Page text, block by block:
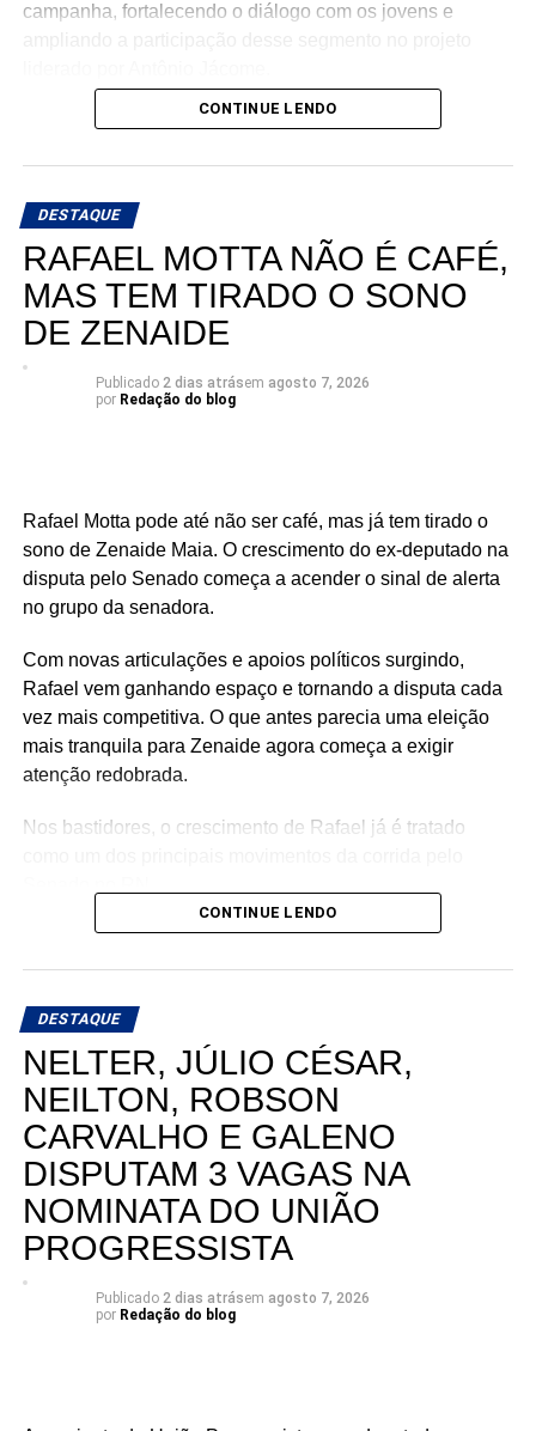
causa, sendo esta uma iniciativa desenvolvida por esse
campanha, fortalecendo o diálogo com os jovens e
Ao declarar seu apoio, Matheus afirmou acreditar na
busca retornar à Assembleia Legislativa, segue
ampliando sua base de apoio e reunindo lideranças de
diferentes regiões e segmentos da sociedade em torno de
sua pré-candidatura.
CONTINUE LENDO
DESTAQUE
RAFAEL MOTTA NÃO É CAFÉ,
MAS TEM TIRADO O SONO
DE ZENAIDE
Publicado 2 dias atrásem agosto 7, 2026
por Redação do blog
Rafael Motta pode até não ser café, mas já tem tirado o
sono de Zenaide Maia. O crescimento do ex-deputado na
disputa pelo Senado começa a acender o sinal de alerta
no grupo da senadora.
Com novas articulações e apoios políticos surgindo,
Rafael vem ganhando espaço e tornando a disputa cada
vez mais competitiva. O que antes parecia uma eleição
mais tranquila para Zenaide agora começa a exigir
atenção redobrada.
Nos bastidores, o crescimento de Rafael já é tratado
CONTINUE LENDO
DESTAQUE
NELTER, JÚLIO CÉSAR,
NEILTON, ROBSON
CARVALHO E GALENO
DISPUTAM 3 VAGAS NA
NOMINATA DO UNIÃO
PROGRESSISTA
Publicado 2 dias atrásem agosto 7, 2026
por Redação do blog